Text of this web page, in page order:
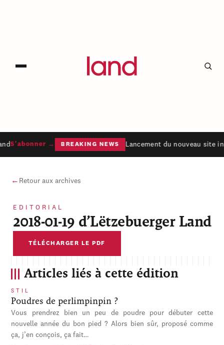
S'abonner → BREAKING NEWS Lancement du nouveau site
← Retour aux archives
EDITORIAL
2018-01-19 d’Lëtzebuerger Land
TÉLÉCHARGER LE PDF
Articles liés à cette édition
STIL
Poudres de perlimpinpin ?
Vous prendrez bien un peu de poudre pour débuter cette
nouvelle année du bon pied ? Alors bien sûr, proposé comme
ça, j’en conçois, ça fait…